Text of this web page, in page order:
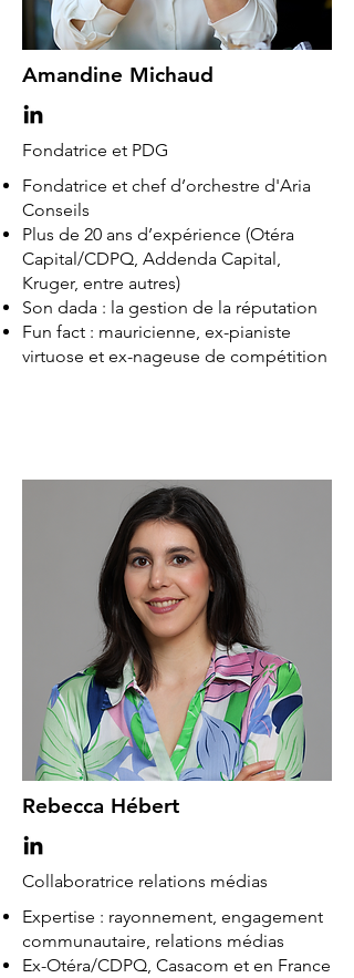
Amandine Michaud
Fondatrice et PDG
Fondatrice et chef d’orchestre d'Aria
Conseils
Plus de 20 ans d’expérience (Otéra
Capital/CDPQ, Addenda Capital,
Kruger, entre autres)
Son dada : la gestion de la réputation
Fun fact : mauricienne, ex-pianiste
virtuose et ex-nageuse de compétition
Rebecca Hébert
Collaboratrice relations médias
Expertise : rayonnement, engagement
communautaire, relations médias
Ex-Otéra/CDPQ, Casacom et en France